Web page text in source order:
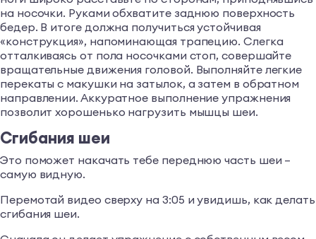
на носочки. Руками обхватите заднюю поверхность
бедер. В итоге должна получиться устойчивая
«конструкция», напоминающая трапецию. Слегка
отталкиваясь от пола носочками стоп, совершайте
вращательные движения головой. Выполняйте легкие
перекаты с макушки на затылок, а затем в обратном
направлении. Аккуратное выполнение упражнения
позволит хорошенько нагрузить мышцы шеи.
Сгибания шеи
Это поможет накачать тебе переднюю часть шеи –
самую видную.
Перемотай видео сверху на 3:05 и увидишь, как делать
сгибания шеи.